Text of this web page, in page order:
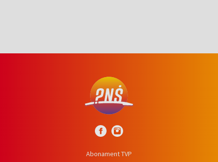
Abonament TVP